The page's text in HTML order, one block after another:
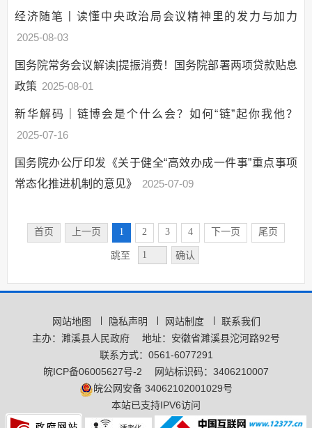
经济随笔丨读懂中央政治局会议精神里的发力与加力
2025-08-03
国务院常务会议解读|提振消费！国务院部署两项贷款贴息
政策 2025-08-01
新华解码｜链博会是个什么会？如何“链”起你我他？
2025-07-16
国务院办公厅印发《关于健全“高效办成一件事”重点事项
常态化推进机制的意见》
2025-07-09
首页 上一页 1 2 3 4 下一页 尾页
跳至 确认
网站地图 隐私声明 网站制度
联系我们
主办：濉溪县人民政府
地址：安徽省濉溪县沱河路92号
联系方式：0561-6077291
皖ICP备06005627号-2
网站标识码：3406210007
皖公网安备 34062102001029号
本站已支持IPV6访问